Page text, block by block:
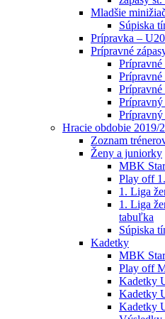
Mladšie
Súpiska
Prípravka –
Prípravné
Prípravné
Prípravný
Hracie obdobie 2019/
Zoznam
Ženy a juniorky
MBK
Play off
1. Liga
1. Liga
tabuľka
Súpiska
Kadetky
MBK
Play off
Kadetky
Kadetky
Kadetky